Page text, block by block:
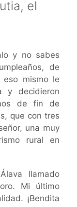
el
y no sabes
de
mismo le
y decidieron
de fin de
que con tres
una muy
rural en
llamado
Mi último
¡Bendita